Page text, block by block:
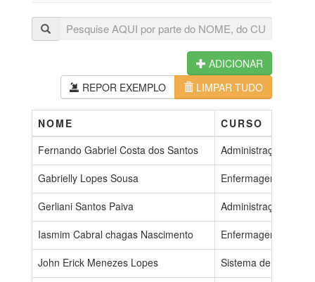
ADICIONAR
REPOR EXEMPLO
LIMPAR TUDO
NOME
CURSO
Fernando Gabriel Costa dos Santos
Administração -
Gabrielly Lopes Sousa
Enfermagem -
Gerliani Santos Paiva
Administração -
Iasmim Cabral chagas Nascimento
Enfermagem -
John Erick Menezes Lopes
Sistema de